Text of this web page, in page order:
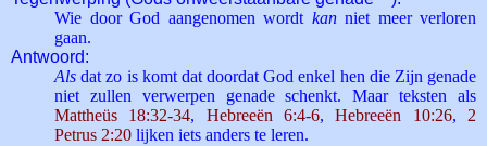
Wie door God aangenomen wordt kanniet meer verloren
gaan.
Antwoord:
Als dat zo is komt dat doordat God enkel hen die Zijn genade
niet zullen verwerpen genade schenkt. Maar teksten als
Mattheüs 18:32-34, Hebreeën 6:4-6,Hebreeën 10:26, 2
Petrus 2:20 lijken iets anders te leren.